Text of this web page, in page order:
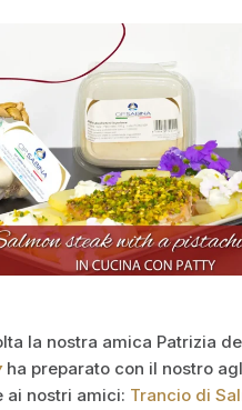
la nostra amica Patrizia
ha preparato con il nostro
ai nostri amici: Trancio di